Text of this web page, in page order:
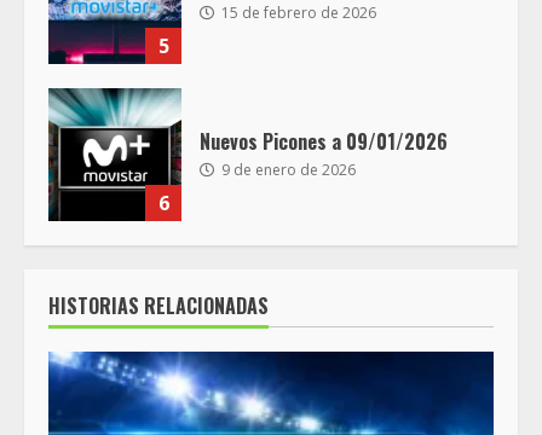
5
15 de febrero de 2026
6
Nuevos Picones a 09/01/2026
9 de enero de 2026
HISTORIAS RELACIONADAS